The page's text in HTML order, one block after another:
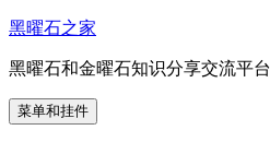
跳
内
容
黑曜石之家
黑曜石和金曜石知识分享交流平台
菜单和挂件